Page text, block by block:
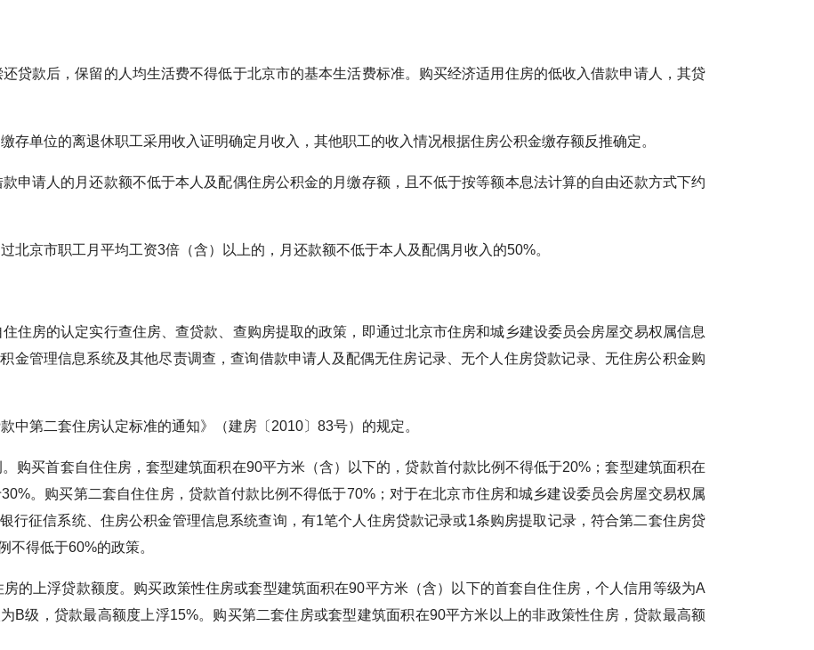
款后，保留的人均生活费不得低于北京市的基本生活费标准。购买经济适用住房的低收入借款申请人，其贷
单位的离退休职工采用收入证明确定月收入，其他职工的收入情况根据住房公积金缴存额反推确定。
请人的月还款额不低于本人及配偶住房公积金的月缴存额，且不低于按等额本息法计算的自由还款方式下约
京市职工月平均工资3倍（含）以上的，月还款额不低于本人及配偶月收入的50%。
房的认定实行查住房、查贷款、查购房提取的政策，即通过北京市住房和城乡建设委员会房屋交易权属信息
金管理信息系统及其他尽责调查，查询借款申请人及配偶无住房记录、无个人住房贷款记录、无住房公积金购
第二套住房认定标准的通知》（建房〔2010〕83号）的规定。
买首套自住住房，套型建筑面积在90平方米（含）以下的，贷款首付款比例不得低于20%；套型建筑面积在
。购买第二套自住住房，贷款首付款比例不得低于70%；对于在北京市住房和城乡建设委员会房屋交易权属
行征信系统、住房公积金管理信息系统查询，有1笔个人住房贷款记录或1条购房提取记录，符合第二套住房贷
不得低于60%的政策。
上浮贷款额度。购买政策性住房或套型建筑面积在90平方米（含）以下的首套自住住房，个人信用等级为A
B级，贷款最高额度上浮15%。购买第二套住房或套型建筑面积在90平方米以上的非政策性住房，贷款最高额